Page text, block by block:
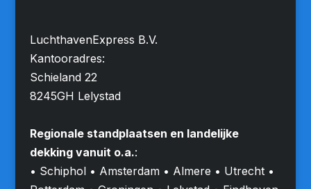
LuchthavenExpress B.V.
Kantooradres:
Schieland 22
8245GH Lelystad
Regionale standplaatsen en landelijke
dekking vanuit o.a.:
• Schiphol • Amsterdam • Almere • Utrecht •